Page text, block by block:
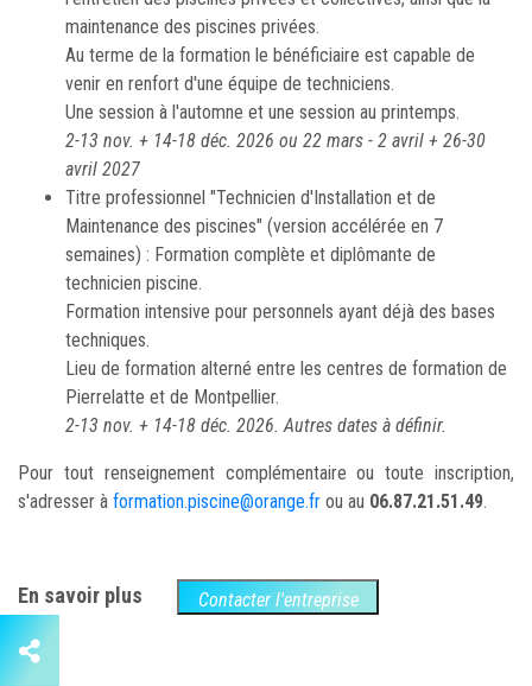
maintenance des piscines privées.
Au terme de la formation le bénéficiaire est capable de
venir en renfort d'une équipe de techniciens.
Une session à l'automne et une session au printemps.
2-13 nov. + 14-18 déc. 2026 ou 22 mars - 2 avril + 26-30
avril 2027
Titre professionnel "Technicien d'Installation et de
Maintenance des piscines" (version accélérée en 7
semaines) : Formation complète et diplômante de
technicien piscine.
Formation intensive pour personnels ayant déjà des bases
techniques.
Lieu de formation alterné entre les centres de formation de
Pierrelatte et de Montpellier.
2-13 nov. + 14-18 déc. 2026. Autres dates à définir.
Pour tout renseignement complémentaire ou toute inscription,
s'adresser à formation.piscine@orange.fr ou au 06.87.21.51.49
En savoir plus Contacter l'entreprise